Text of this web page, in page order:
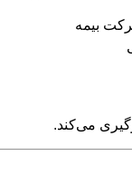
بیمه
می‌کند.